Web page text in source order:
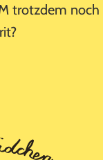
trotzdem